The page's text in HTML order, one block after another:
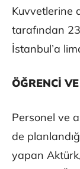
Kuvvetlerine
tarafından
İstanbul’a
ÖĞRENCİ
Personel ve
de
yapan